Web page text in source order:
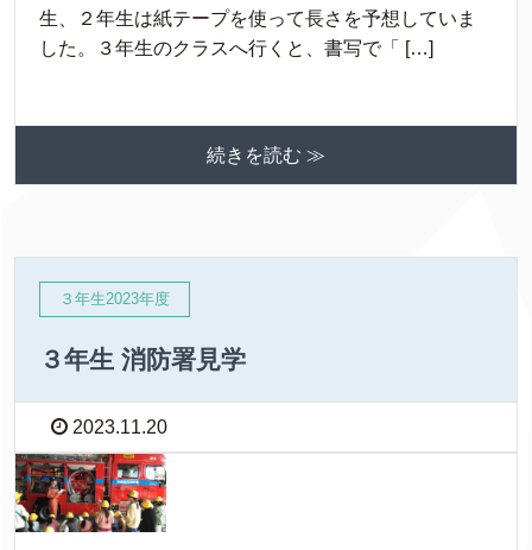
生、２年生は紙テープを使って長さを予想していま
した。３年生のクラスへ行くと、書写で「 […]
続きを読む ≫
３年生2023年度
３年生 消防署見学
2023.11.20